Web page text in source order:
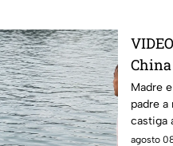
Madre
padre a
castiga
agosto